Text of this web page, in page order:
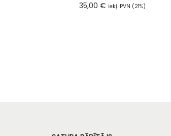
35,00€ iekļ. PVN (21%)